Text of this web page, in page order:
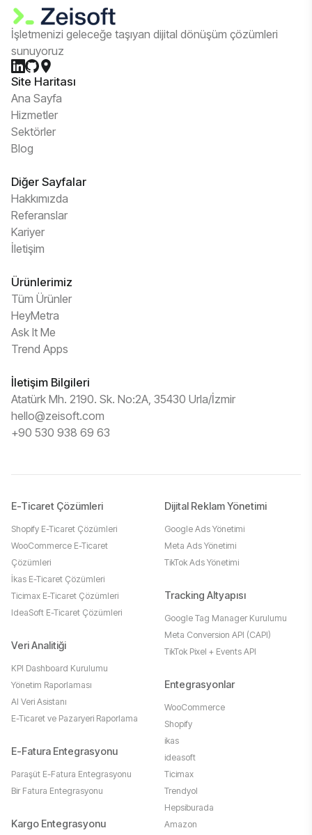
İşletmenizi geleceğe taşıyan dijital dönüşüm çözümleri
sunuyoruz
Site Haritası
Ana Sayfa
Hizmetler
Sektörler
Blog
Diğer Sayfalar
Hakkımızda
Referanslar
Kariyer
İletişim
Ürünlerimiz
Tüm Ürünler
HeyMetra
Ask It Me
Trend Apps
İletişim Bilgileri
Atatürk Mh. 2190. Sk. No:2A, 35430 Urla/İzmir
hello@zeisoft.com
+90 530 938 69 63
E-Ticaret Çözümleri
Shopify E-Ticaret Çözümleri
WooCommerce E-Ticaret
Çözümleri
İkas E-Ticaret Çözümleri
Ticimax E-Ticaret Çözümleri
IdeaSoft E-Ticaret Çözümleri
Veri Analitiği
KPI Dashboard Kurulumu
Yönetim Raporlaması
AI Veri Asistanı
E-Ticaret ve Pazaryeri Raporlama
E-Fatura Entegrasyonu
Paraşüt E-Fatura Entegrasyonu
Bir Fatura Entegrasyonu
Kargo Entegrasyonu
Dijital Reklam Yönetimi
Google Ads Yönetimi
Meta Ads Yönetimi
TikTok Ads Yönetimi
Tracking Altyapısı
Google Tag Manager Kurulumu
Meta Conversion API (CAPI)
TikTok Pixel + Events API
Entegrasyonlar
WooCommerce
Shopify
ikas
ideasoft
Ticimax
Trendyol
Hepsiburada
Amazon